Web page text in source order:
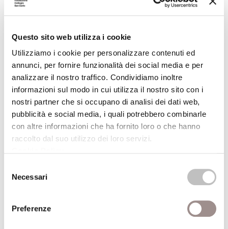
Questo sito web utilizza i cookie
Utilizziamo i cookie per personalizzare contenuti ed
annunci, per fornire funzionalità dei social media e per
analizzare il nostro traffico. Condividiamo inoltre
informazioni sul modo in cui utilizza il nostro sito con i
nostri partner che si occupano di analisi dei dati web,
pubblicità e social media, i quali potrebbero combinarle
con altre informazioni che ha fornito loro o che hanno
raccolto dal suo utilizzo dei loro servizi.
delNecessari
Preferenze
Omaggio alla memoria di Raffaello Baldini
Daniele Benati, Alberto Bertoni, Paolo Nori
VivaVoce
18/04/2005
legge Omero
Marco Baliani
VivaVoce
Gianni Celati